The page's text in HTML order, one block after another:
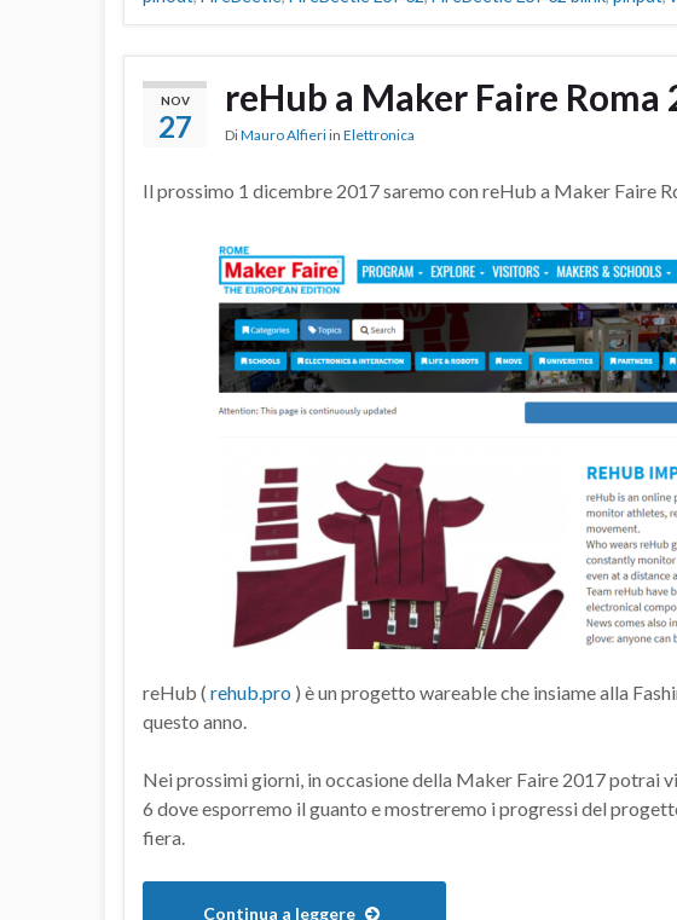
NOV
27
reHub a Maker Faire Roma
DiMauro Alfieri in Elettronica
Il prossimo 1 dicembre 2017 saremo con reHub a Maker Faire
reHub ( rehub.pro ) è un progetto wareable che insiame alla
questo anno.
Nei prossimi giorni, in occasione della Maker Faire 2017 potrai
6 dove esporremo il guanto e mostreremo i progressi del
fiera.
Continua a leggere